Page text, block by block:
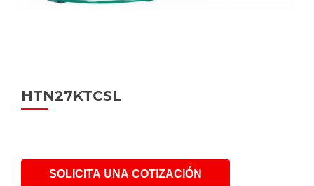
HTN27KTCSL
SOLICITA UNA COTIZACIÓN